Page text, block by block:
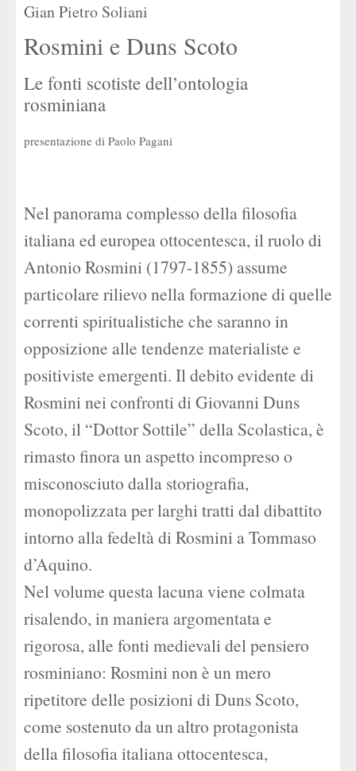
Gian Pietro Soliani
Rosmini e Duns Scoto
Le fonti scotiste dell’ontologia
rosminiana
presentazione di Paolo Pagani
Nel panorama complesso della filosofia
italiana ed europea ottocentesca, il ruolo di
Antonio Rosmini (1797-1855) assume
particolare rilievo nella formazione di quelle
correnti spiritualistiche che saranno in
opposizione alle tendenze materialiste e
positiviste emergenti. Il debito evidente di
Rosmini nei confronti di Giovanni Duns
Scoto, il “Dottor Sottile” della Scolastica, è
rimasto finora un aspetto incompreso o
misconosciuto dalla storiografia,
monopolizzata per larghi tratti dal dibattito
intorno alla fedeltà di Rosmini a Tommaso
d’Aquino.
Nel volume questa lacuna viene colmata
risalendo, in maniera argomentata e
rigorosa, alle fonti medievali del pensiero
rosminiano: Rosmini non è un mero
ripetitore delle posizioni di Duns Scoto,
come sostenuto da un altro protagonista
della filosofia italiana ottocentesca,